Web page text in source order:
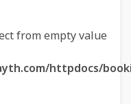
from empty value
httpdocs/